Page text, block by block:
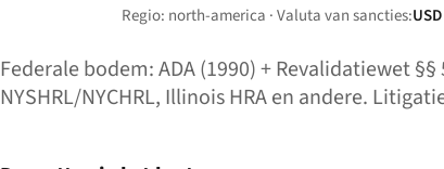
Regio: north-america · Valuta van sancties:USD
Federale bodem: ADA (1990) + Revalidatiewet
NYSHRL/NYCHRL, Illinois HRA en andere.